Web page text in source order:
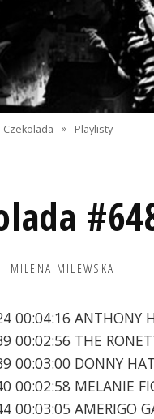
Czekolada » Playlisty
MILENA MILEWSKA
00:04:16 ANTHONY
00:02:56 THE
00:03:00 DONNY
00:02:58 MELANIE
00:03:05 AMERIGO